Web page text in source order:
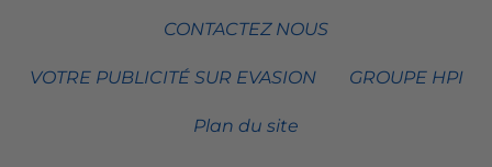
CONTACTEZ NOUS
VOTRE PUBLICITÉ SUR EVASION GROUPE HPI
Plan du site